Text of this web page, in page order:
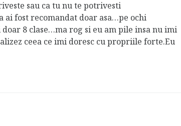
sau ca tu nu te potrivesti
fost recomandat doar asa…pe ochi
8 clase…ma rog si eu am pile insa nu imi
ceea ce imi doresc cu propriile forte.Eu